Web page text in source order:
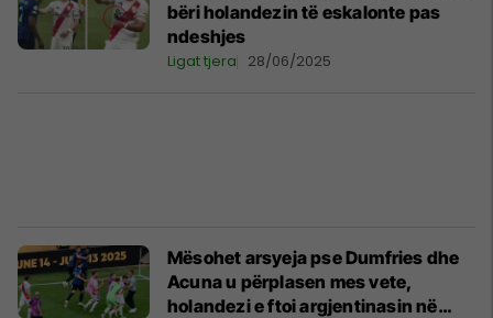
bëri holandezin të eskalonte pas
ndeshjes
Ligat tjera 28/06/2025
Mësohet arsyeja pse Dumfries dhe
Acuna u përplasen mes vete,
holandezi e ftoi argjentinasin në